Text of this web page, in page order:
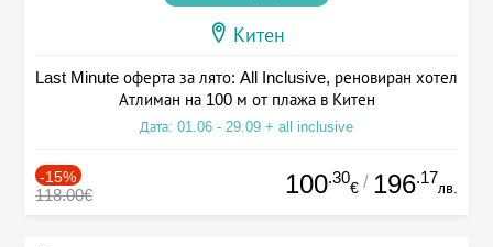
Китен
Last Minute оферта за лято: All Inclusive, реновиран хотел
Атлиман на 100 м от плажа в Китен
Дата: 01.06 - 29.09 + all inclusive
-15%
118.00€ 100.30
€ / 196.17
лв.